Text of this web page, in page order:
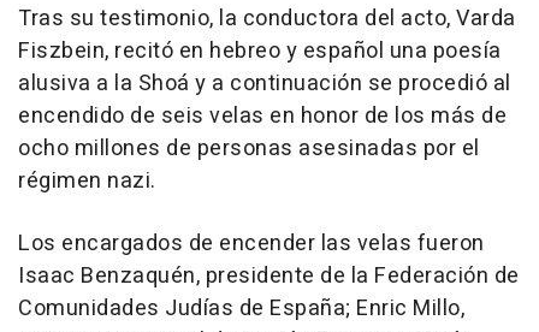
Tras su testimonio, la conductora del acto, Varda
Fiszbein, recitó en hebreo y español una poesía
alusiva a la Shoá y a continuación se procedió al
encendido de seis velas en honor de los más de
ocho millones de personas asesinadas por el
régimen nazi.
Los encargados de encender las velas fueron
Isaac Benzaquén, presidente de la Federación de
Comunidades Judías de España; Enric Millo,